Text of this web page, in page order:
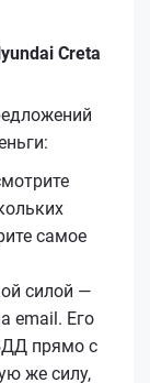
Creta
самое
силой —
email. Его
прямо с
же силу,